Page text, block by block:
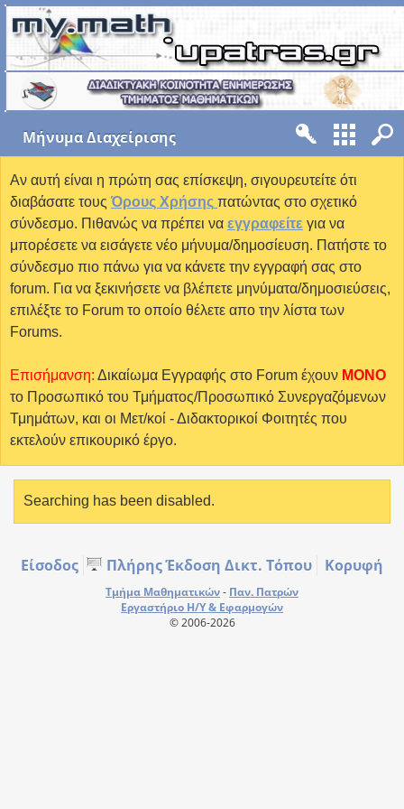
Mήνυμα Διαχείρισης
Αν αυτή είναι η πρώτη σας επίσκεψη, σιγουρευτείτε ότι
διαβάσατε τους Όρους Χρήσης πατώντας στο σχετικό
σύνδεσμο. Πιθανώς να πρέπει να εγγραφείτε για να
μπορέσετε να εισάγετε νέο μήνυμα/δημοσίευση. Πατήστε το
σύνδεσμο πιο πάνω για να κάνετε την εγγραφή σας στο
forum. Για να ξεκινήσετε να βλέπετε μηνύματα/δημοσιεύσεις,
επιλέξτε το Forum το οποίο θέλετε απο την λίστα των
Forums.
Επισήμανση: Δικαίωμα Εγγραφής στο Forum έχουν MONO
το Προσωπικό του Τμήματος/Προσωπικό Συνεργαζόμενων
Τμημάτων, και οι Μετ/κοί - Διδακτορικοί Φοιτητές που
εκτελούν επικουρικό έργο.
Searching has been disabled.
Είσοδος Πλήρης Έκδοση Δικτ. Τόπου Κορυφή
Τμήμα Μαθηματικών- Παν. Πατρών
Εργαστήριο Η/Υ & Εφαρμογών
© 2006-2026